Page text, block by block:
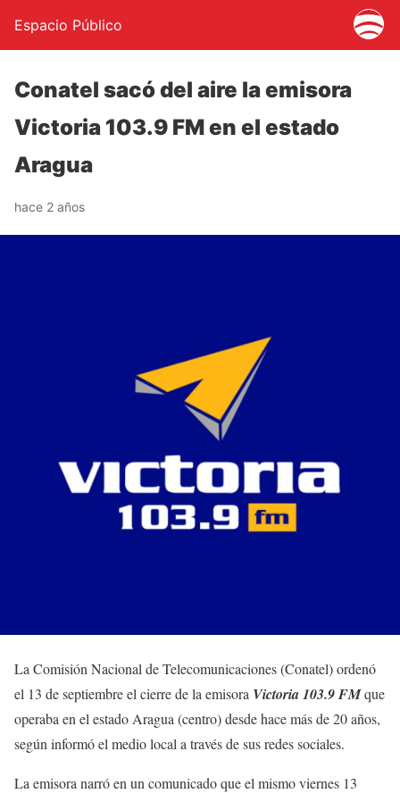
Espacio Público
Conatel sacó del aire la emisora
Victoria 103.9 FM en el estado
Aragua
hace 2 años
La Comisión Nacional de Telecomunicaciones (Conatel) ordenó
el 13 de septiembre el cierre de la emisora Victoria 103.9 FMque
operaba en el estado Aragua (centro) desde hace más de 20 años,
según informó el medio local a través de sus redes sociales.
La emisora narró en un comunicado que el mismo viernes 13